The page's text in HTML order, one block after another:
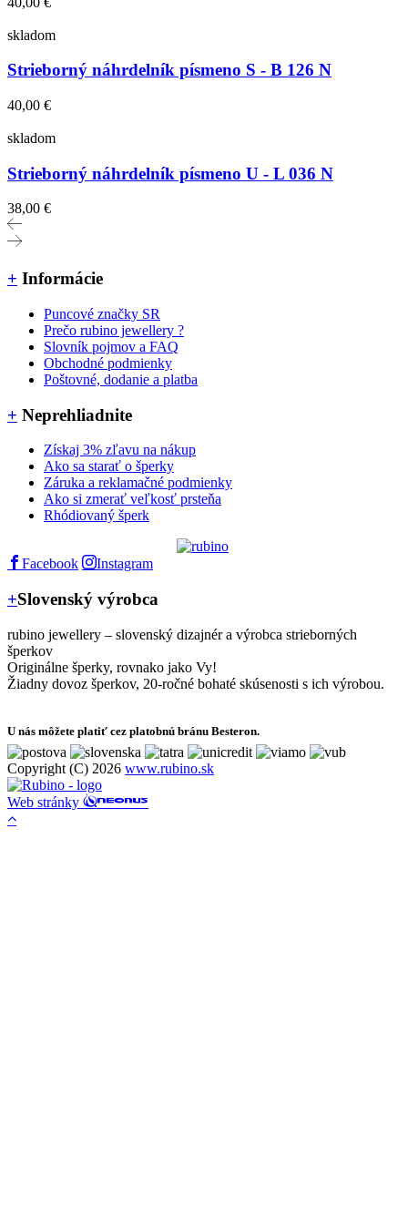
skladom
Strieborný náhrdelník písmeno S - B 126 N
40,00 €
skladom
Strieborný náhrdelník písmeno U - L 036 N
38,00 €
+ Informácie
Puncové značky SR
Prečo rubino jewellery ?
Slovník pojmov a FAQ
Obchodné podmienky
Poštovné, dodanie a platba
+ Neprehliadnite
Získaj 3% zľavu na nákup
Ako sa starať o šperky
Záruka a reklamačné podmienky
Ako si zmerať veľkosť prsteňa
Rhódiovaný šperk
Facebook Instagram
+Slovenský výrobca
rubino jewellery – slovenský dizajnér a výrobca strieborných
šperkov
Originálne šperky, rovnako jako Vy!
Žiadny dovoz šperkov, 20-ročné bohaté skúsenosti s ich výrobou.
U nás môžete platiť cez platobnú bránu Besteron.
Copyright (C) 2026 www.rubino.sk
Web stránky